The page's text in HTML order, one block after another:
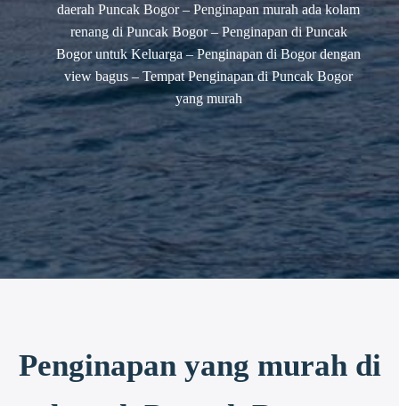
daerah Puncak Bogor – Penginapan murah ada kolam
renang di Puncak Bogor – Penginapan di Puncak
Bogor untuk Keluarga – Penginapan di Bogor dengan
view bagus – Tempat Penginapan di Puncak Bogor
yang murah
Penginapan yang murah di